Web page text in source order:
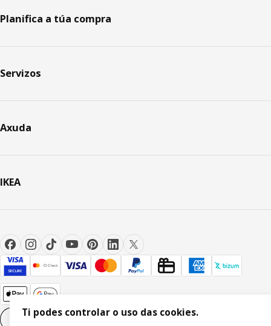
Planifica a túa compra
Servizos
Axuda
IKEA
Configuración de cookies GL
Ti podes controlar o uso das cookies.